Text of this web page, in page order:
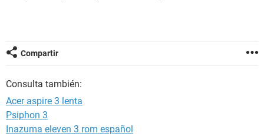
Compartir
Consulta también:
Acer aspire 3 lenta
Psiphon 3
Inazuma eleven 3 rom español